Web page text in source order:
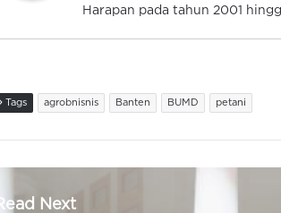
Harapan pada tahun 2001
Tags agrobnisnis Banten BUMD petani
Read Next